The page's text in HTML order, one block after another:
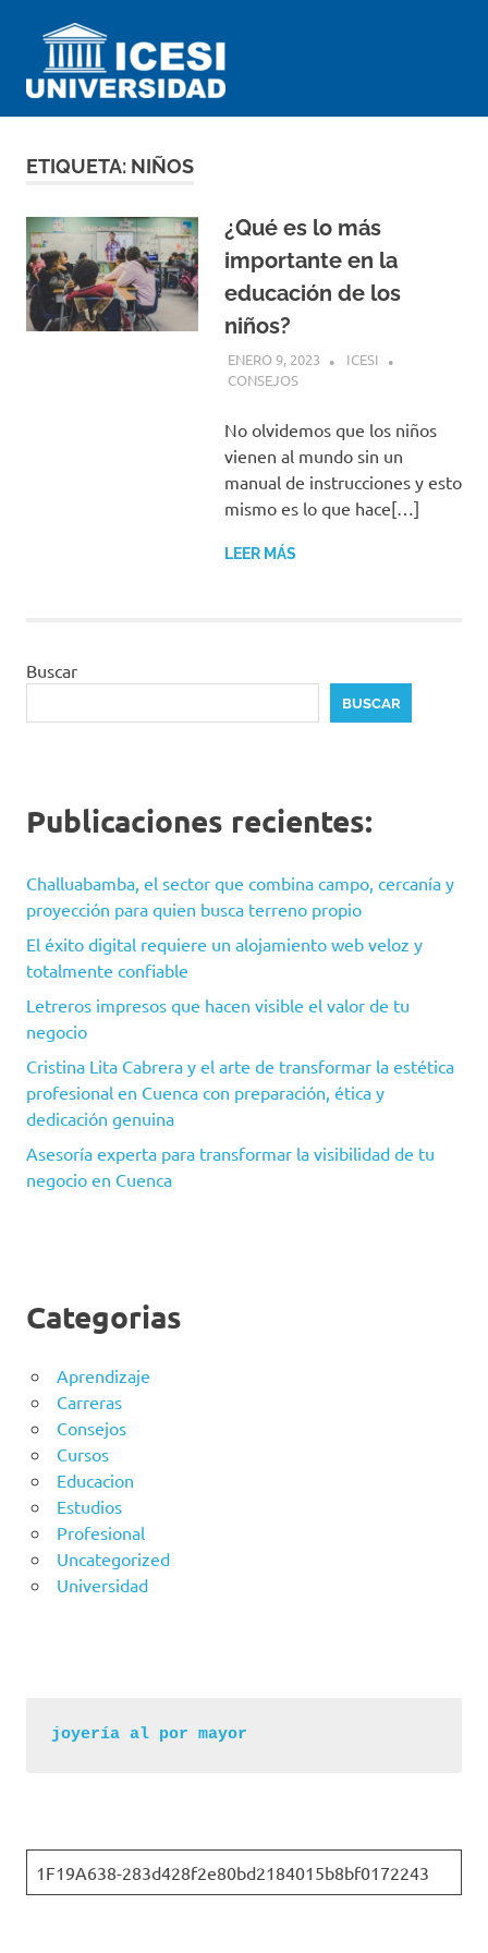
contenido
el
ETIQUETA: NIÑOS
¿Qué es lo más
importante en la
educación de los
niños?
ENERO 9, 2023
ICESI
CONSEJOS
No olvidemos que los niños
vienen al mundo sin un
manual de instrucciones y esto
mismo es lo que hace[…]
LEER MÁS
Buscar
BUSCAR
Publicaciones recientes:
Challuabamba, el sector que combina campo, cercanía y
proyección para quien busca terreno propio
El éxito digital requiere un alojamiento web veloz y
totalmente confiable
Letreros impresos que hacen visible el valor de tu
negocio
Cristina Lita Cabrera y el arte de transformar la estética
profesional en Cuenca con preparación, ética y
dedicación genuina
Asesoría experta para transformar la visibilidad de tu
negocio en Cuenca
Categorias
Aprendizaje
Carreras
Consejos
Cursos
Educacion
Estudios
Profesional
Uncategorized
Universidad
joyería al por mayor
1F19A638-283d428f2e80bd2184015b8bf0172243